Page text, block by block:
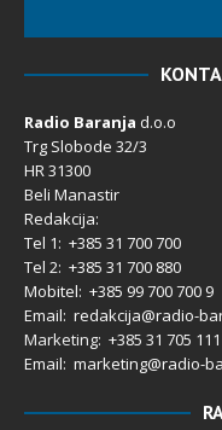
Radio Baranja d.o.o
Trg Slobode 32/3
HR 31300
Beli Manastir
Redakcija:
Tel 1: +385 31 700 700
Tel 2: +385 31 700 880
Mobitel: +385 99 700 700 9
Email: redakcija@radio-
Marketing: +385 31 705 111
Email: marketing@radio-